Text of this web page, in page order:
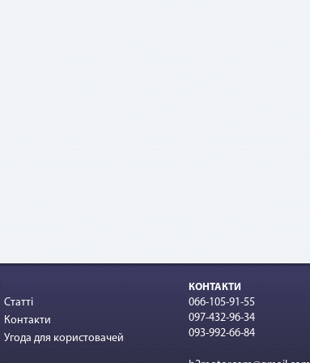
Статті
Контакти
Угода для користовачей
КОНТАКТИ
066-105-91-55
097-432-96-34
093-992-66-84